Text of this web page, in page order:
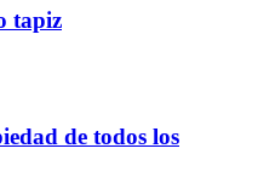
tapiz
de todos los